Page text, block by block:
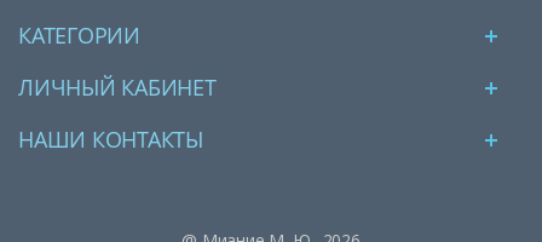
КАТЕГОРИИ
ЛИЧНЫЙ КАБИНЕТ
НАШИ КОНТАКТЫ